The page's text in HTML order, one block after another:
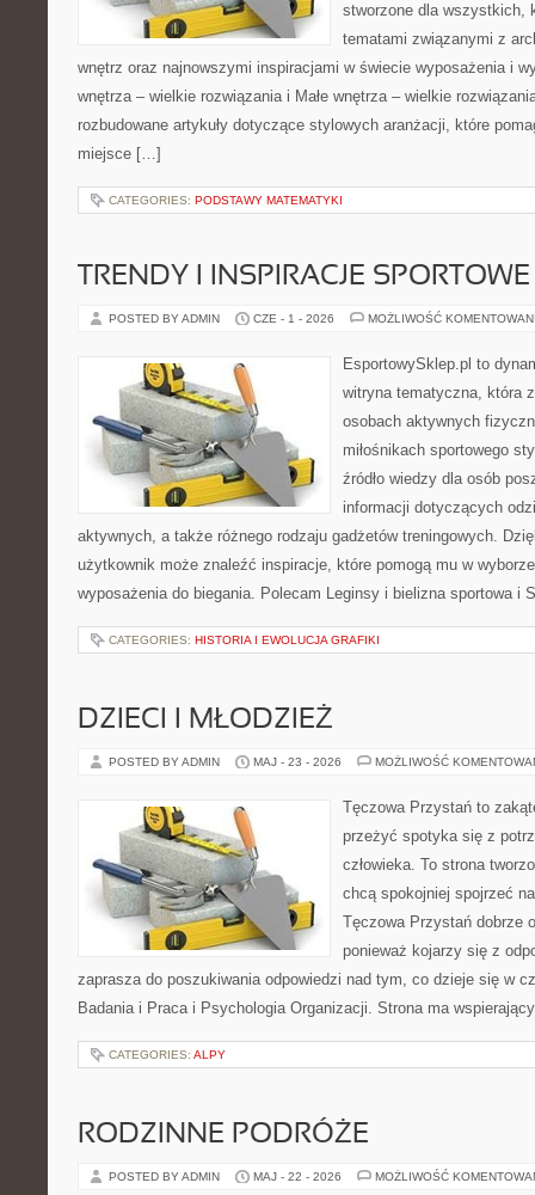
stworzone dla wszystkich,
tematami związanymi z
wnętrz oraz najnowszymi inspiracjami w świecie wyposażenia i
wnętrza – wielkie rozwiązania i Małe wnętrza – wielkie
rozbudowane artykuły dotyczące stylowych aranżacji, które
miejsce […]
CATEGORIES: PODSTAWY MATEMATYKI
TRENDY I INSPIRACJE SPORTOWE
POSTED BY ADMIN CZE - 1 - 2026 MOŻLIWOŚĆ
EsportowySklep.pl to
witryna tematyczna, która
osobach aktywnych
miłośnikach sportowego
źródło wiedzy dla osób
informacji dotyczących
aktywnych, a także różnego rodzaju gadżetów treningowych.
użytkownik może znaleźć inspiracje, które pomogą mu w
wyposażenia do biegania. Polecam Leginsy i bielizna sportowa i
CATEGORIES: HISTORIA I EWOLUCJA GRAFIKI
DZIECI I MŁODZIEŻ
POSTED BY ADMIN MAJ - 23 - 2026 MOŻLIWOŚĆ
Tęczowa Przystań to
przeżyć spotyka się z
człowieka. To strona
chcą spokojniej spojrzeć
Tęczowa Przystań dobrze
ponieważ kojarzy się z
zaprasza do poszukiwania odpowiedzi nad tym, co dzieje się w
Badania i Praca i Psychologia Organizacji. Strona ma
CATEGORIES: ALPY
RODZINNE PODRÓŻE
POSTED BY ADMIN MAJ - 22 - 2026 MOŻLIWOŚĆ